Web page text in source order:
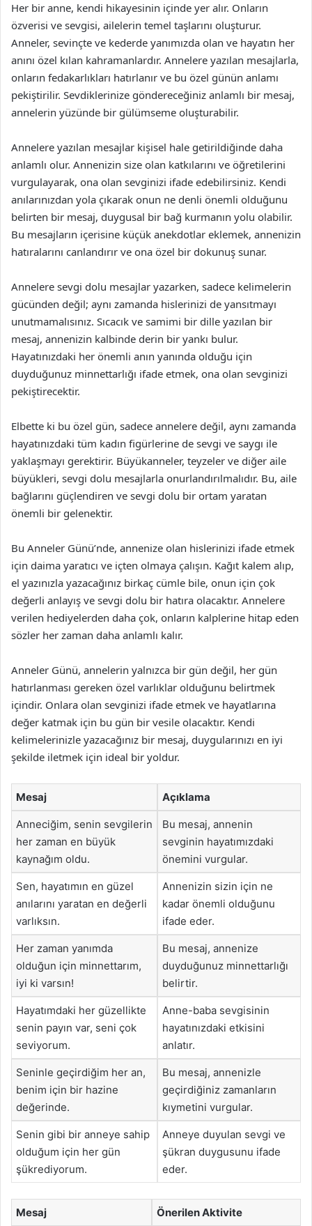
Her bir anne, kendi hikayesinin içinde yer alır. Onların
özverisi ve sevgisi, ailelerin temel taşlarını oluşturur.
Anneler, sevinçte ve kederde yanımızda olan ve hayatın her
anını özel kılan kahramanlardır. Annelere yazılan mesajlarla,
onların fedakarlıkları hatırlanır ve bu özel günün anlamı
pekiştirilir. Sevdiklerinize göndereceğiniz anlamlı bir mesaj,
annelerin yüzünde bir gülümseme oluşturabilir.
Annelere yazılan mesajlar kişisel hale getirildiğinde daha
anlamlı olur. Annenizin size olan katkılarını ve öğretilerini
vurgulayarak, ona olan sevginizi ifade edebilirsiniz. Kendi
anılarınızdan yola çıkarak onun ne denli önemli olduğunu
belirten bir mesaj, duygusal bir bağ kurmanın yolu olabilir.
Bu mesajların içerisine küçük anekdotlar eklemek, annenizin
hatıralarını canlandırır ve ona özel bir dokunuş sunar.
Annelere sevgi dolu mesajlar yazarken, sadece kelimelerin
gücünden değil; aynı zamanda hislerinizi de yansıtmayı
unutmamalısınız. Sıcacık ve samimi bir dille yazılan bir
mesaj, annenizin kalbinde derin bir yankı bulur.
Hayatınızdaki her önemli anın yanında olduğu için
duyduğunuz minnettarlığı ifade etmek, ona olan sevginizi
pekiştirecektir.
Elbette ki bu özel gün, sadece annelere değil, aynı zamanda
hayatınızdaki tüm kadın figürlerine de sevgi ve saygı ile
yaklaşmayı gerektirir. Büyükanneler, teyzeler ve diğer aile
büyükleri, sevgi dolu mesajlarla onurlandırılmalıdır. Bu, aile
bağlarını güçlendiren ve sevgi dolu bir ortam yaratan
önemli bir gelenektir.
Bu Anneler Günü’nde, annenize olan hislerinizi ifade etmek
için daima yaratıcı ve içten olmaya çalışın. Kağıt kalem alıp,
el yazınızla yazacağınız birkaç cümle bile, onun için çok
değerli anlayış ve sevgi dolu bir hatıra olacaktır. Annelere
verilen hediyelerden daha çok, onların kalplerine hitap eden
sözler her zaman daha anlamlı kalır.
Anneler Günü, annelerin yalnızca bir gün değil, her gün
hatırlanması gereken özel varlıklar olduğunu belirtmek
içindir. Onlara olan sevginizi ifade etmek ve hayatlarına
değer katmak için bu gün bir vesile olacaktır. Kendi
kelimelerinizle yazacağınız bir mesaj, duygularınızı en iyi
şekilde iletmek için ideal bir yoldur.
Mesaj Açıklama
Anneciğim, senin sevgilerin
her zaman en büyük
kaynağım oldu.
Bu mesaj, annenin
sevginin hayatımızdaki
önemini vurgular.
Sen, hayatımın en güzel
anılarını yaratan en değerli
varlıksın.
Annenizin sizin için ne
kadar önemli olduğunu
ifade eder.
Her zaman yanımda
olduğun için minnettarım,
iyi ki varsın!
Bu mesaj, annenize
duyduğunuz minnettarlığı
belirtir.
Hayatımdaki her güzellikte
senin payın var, seni çok
seviyorum.
Anne-baba sevgisinin
hayatınızdaki etkisini
anlatır.
Seninle geçirdiğim her an,
benim için bir hazine
değerinde.
Bu mesaj, annenizle
geçirdiğiniz zamanların
kıymetini vurgular.
Senin gibi bir anneye sahip
olduğum için her gün
şükrediyorum.
Anneye duyulan sevgi ve
şükran duygusunu ifade
eder.
Mesaj Önerilen Aktivite